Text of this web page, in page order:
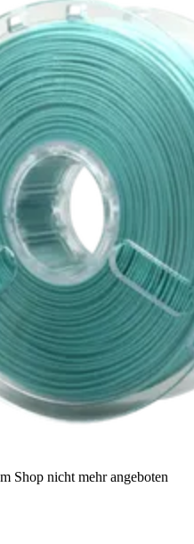
Shop nicht mehr angeboten